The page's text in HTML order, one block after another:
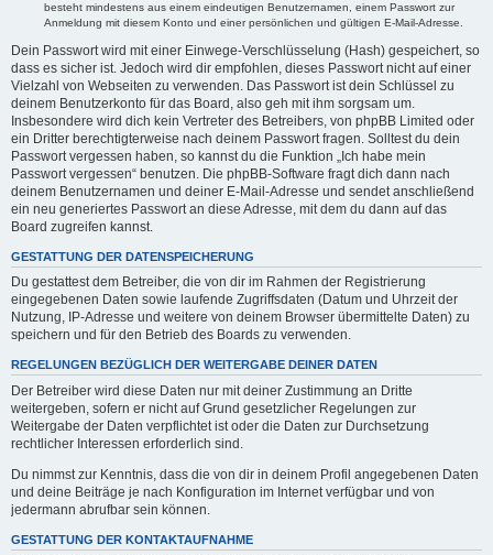
besteht mindestens aus einem eindeutigen Benutzernamen, einem Passwort zur
Anmeldung mit diesem Konto und einer persönlichen und gültigen E-Mail-Adresse.
Dein Passwort wird mit einer Einwege-Verschlüsselung (Hash) gespeichert, so
dass es sicher ist. Jedoch wird dir empfohlen, dieses Passwort nicht auf einer
Vielzahl von Webseiten zu verwenden. Das Passwort ist dein Schlüssel zu
deinem Benutzerkonto für das Board, also geh mit ihm sorgsam um.
Insbesondere wird dich kein Vertreter des Betreibers, von phpBB Limited oder
ein Dritter berechtigterweise nach deinem Passwort fragen. Solltest du dein
Passwort vergessen haben, so kannst du die Funktion „Ich habe mein
Passwort vergessen“ benutzen. Die phpBB-Software fragt dich dann nach
deinem Benutzernamen und deiner E-Mail-Adresse und sendet anschließend
ein neu generiertes Passwort an diese Adresse, mit dem du dann auf das
Board zugreifen kannst.
GESTATTUNG DER DATENSPEICHERUNG
Du gestattest dem Betreiber, die von dir im Rahmen der Registrierung
eingegebenen Daten sowie laufende Zugriffsdaten (Datum und Uhrzeit der
Nutzung, IP-Adresse und weitere von deinem Browser übermittelte Daten) zu
speichern und für den Betrieb des Boards zu verwenden.
REGELUNGEN BEZÜGLICH DER WEITERGABE DEINER DATEN
Der Betreiber wird diese Daten nur mit deiner Zustimmung an Dritte
weitergeben, sofern er nicht auf Grund gesetzlicher Regelungen zur
Weitergabe der Daten verpflichtet ist oder die Daten zur Durchsetzung
rechtlicher Interessen erforderlich sind.
Du nimmst zur Kenntnis, dass die von dir in deinem Profil angegebenen Daten
und deine Beiträge je nach Konfiguration im Internet verfügbar und von
jedermann abrufbar sein können.
GESTATTUNG DER KONTAKTAUFNAHME